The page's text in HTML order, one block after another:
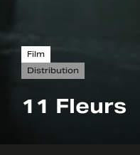
Film
Distribution
11 Fleurs